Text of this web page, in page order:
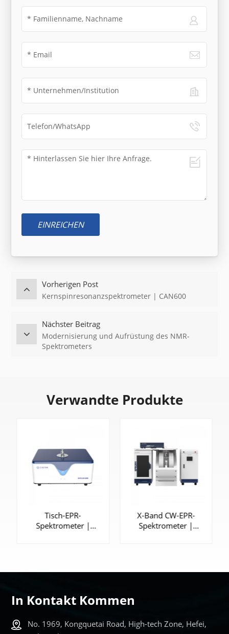
EINREICHEN
Vorherigen Post
Kernspinresonanzspektrometer | CAN600
Nächster Beitrag
Modernisierung und Aufrüstung des NMR-
Spektrometers
Verwandte Produkte
Tisch-EPR-
Spektrometer |
X-Band CW-EPR-
Spektrometer |
In Kontakt Kommen
No. 1969, Kongquetai Road, High-tech Zone, Hefei,